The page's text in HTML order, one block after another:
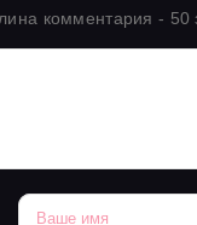
комментария - 50